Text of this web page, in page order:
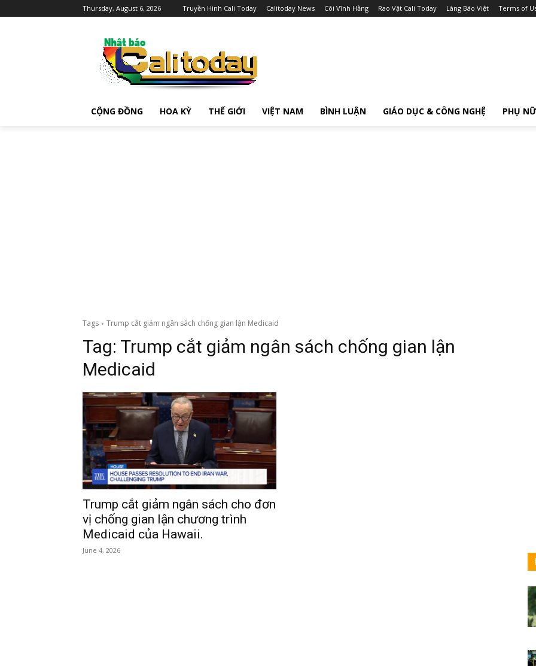
Thursday, August 6, 2026 Truyền Hình Cali Today Calitoday News Cõi Vĩnh Hằng Rao Vặt Cali Today Làng Báo Việt Terms of
CỘNG ĐỒNG HOA KỲ THẾ GIỚI VIỆT NAM BÌNH LUẬN GIÁO DỤC & CÔNG NGHỆ PHỤ NỮ
Tags Trump cắt giảm ngân sách chống gian lận Medicaid
Tag: Trump cắt giảm ngân sách chống gian lận
Medicaid
Trump cắt giảm ngân sách cho đơn
vị chống gian lận chương trình
Medicaid của Hawaii.
June 4, 2026